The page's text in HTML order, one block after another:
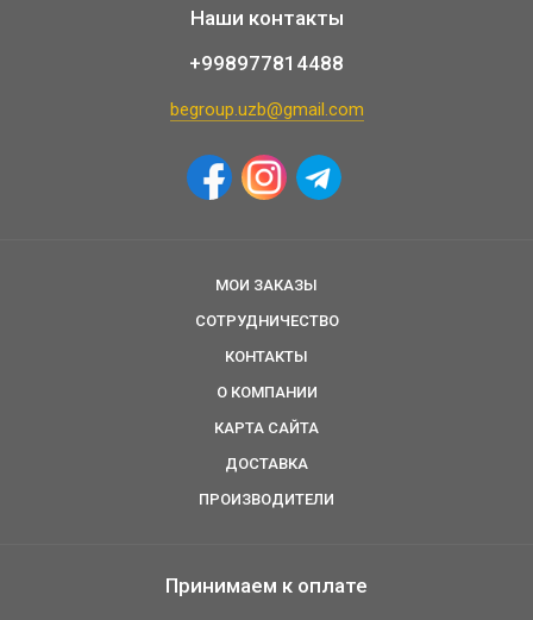
Наши контакты
+998977814488
begroup.uzb@gmail.com
МОИ ЗАКАЗЫ
СОТРУДНИЧЕСТВО
КОНТАКТЫ
О КОМПАНИИ
КАРТА САЙТА
ДОСТАВКА
ПРОИЗВОДИТЕЛИ
Принимаем к оплате